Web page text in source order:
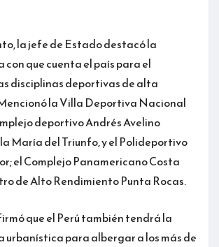
la jefe de Estado destacó la
que cuenta el país para el
disciplinas deportivas de alta
la Villa Deportiva Nacional
deportivo Andrés Avelino
María del Triunfo, y el Polideportivo
el Complejo Panamericano Costa
de Alto Rendimiento Punta Rocas.
que el Perú también tendrá la
para albergar a los más de